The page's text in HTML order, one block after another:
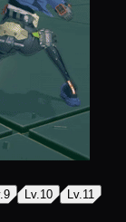
Lv.10
Lv.11